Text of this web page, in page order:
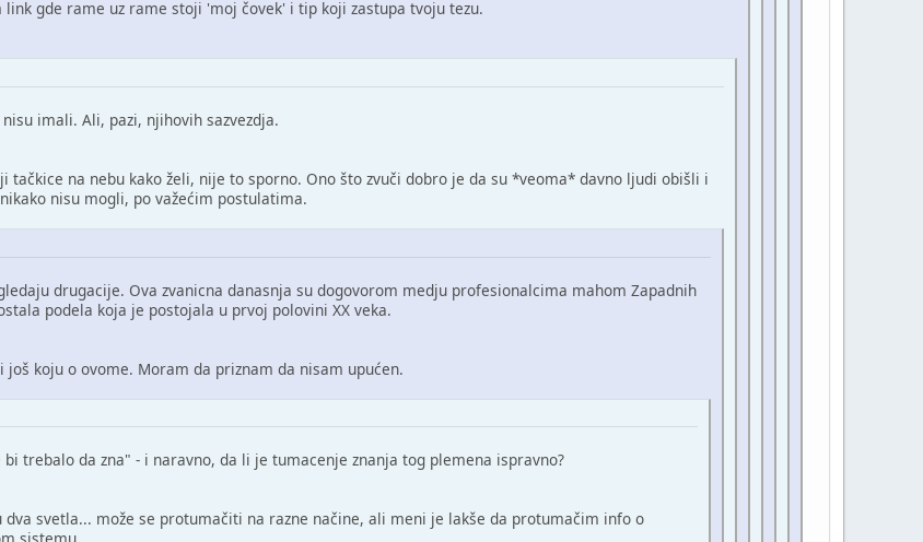
link gde rame uz rame stoji 'moj čovek' i tip koji zastupa tvoju tezu.
imali. Ali, pazi, njihovih sazvezdja.
tačkice na nebu kako želi, nije to sporno. Ono što zvuči dobro je da su *veoma* davno ljudi obišli i
nisu mogli, po važećim postulatima.
drugacije. Ova zvanicna danasnja su dogovorom medju profesionalcima mahom Zapadnih
podela koja je postojala u prvoj polovini XX veka.
još koju o ovome. Moram da priznam da nisam upućen.
trebalo da zna" - i naravno, da li je tumacenje znanja tog plemena ispravno?
dva svetla... može se protumačiti na razne načine, ali meni je lakše da protumačim info o